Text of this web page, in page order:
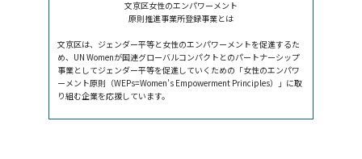
文京区女性のエンパワーメント
原則推進事業所登録事業とは
文京区は、ジェンダー平等と女性のエンパワーメントを促進するた
め、UN Womenが国連グローバルコンパクトとのパートナーシップ
事業としてジェンダー平等を促進していくための「女性のエンパワ
ーメント原則（WEPs=Women’s Empowerment Principles）」に取
り組む企業を応援しています。